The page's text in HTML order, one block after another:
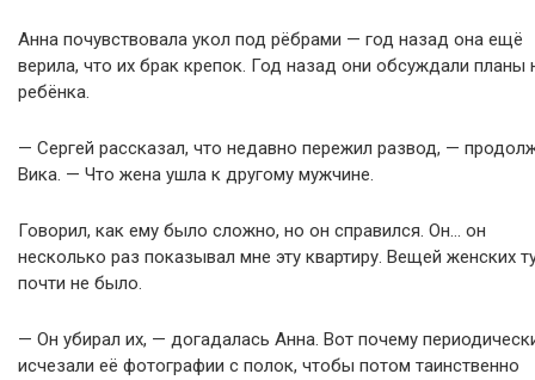
Анна почувствовала укол под рёбрами — год назад она ещё
верила, что их брак крепок. Год назад они обсуждали планы
ребёнка.
— Сергей рассказал, что недавно пережил развод, —
Вика. — Что жена ушла к другому мужчине.
Говорил, как ему было сложно, но он справился. Он… он
несколько раз показывал мне эту квартиру. Вещей женских
почти не было.
— Он убирал их, — догадалась Анна. Вот почему
исчезали её фотографии с полок, чтобы потом таинственно